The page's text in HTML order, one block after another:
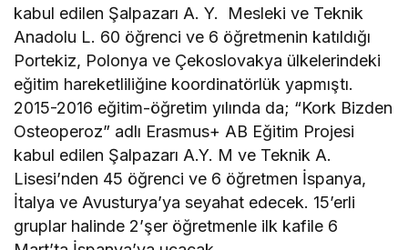
kabul edilen Şalpazarı A. Y. Mesleki ve Teknik
Anadolu L. 60 öğrenci ve 6 öğretmenin katıldığı
Portekiz, Polonya ve Çekoslovakya ülkelerindeki
eğitim hareketliliğine koordinatörlük yapmıştı.
2015-2016 eğitim-öğretim yılında da; “Kork Bizden
Osteoperoz” adlı Erasmus+ AB Eğitim Projesi
kabul edilen Şalpazarı A.Y. M ve Teknik A.
Lisesi’nden 45 öğrenci ve 6 öğretmen İspanya,
İtalya ve Avusturya’ya seyahat edecek. 15’erli
gruplar halinde 2’şer öğretmenle ilk kafile 6